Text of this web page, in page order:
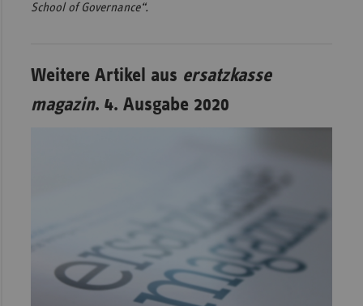
School of Governance“.
Weitere Artikel aus ersatzkasse
magazin. 4. Ausgabe 2020